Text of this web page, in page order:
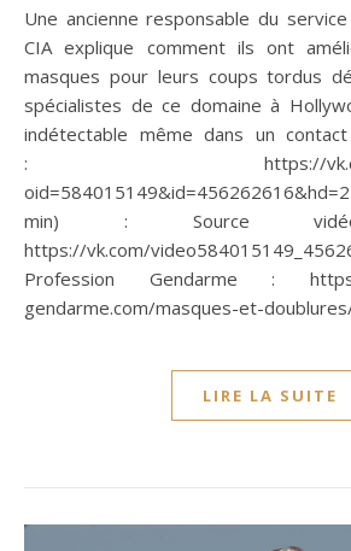
Une ancienne responsable du service déguisement de la
CIA explique comment ils ont
masques pour leurs coups tordus
spécialistes de ce domaine à
indétectable même dans un
: https://vk.com/
min) : Source
https://vk.com/
Profession Gendarme : https://
gendarme.com/masques-et-
LIRE LA SUITE